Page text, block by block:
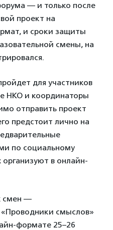
— и только после
проект на
и сроки защиты
смены, на
для участников
НКО и координаторы
отправить проект
предстоит лично на
по социальному
в онлайн-
смен —
смыслов»
формате 25–26